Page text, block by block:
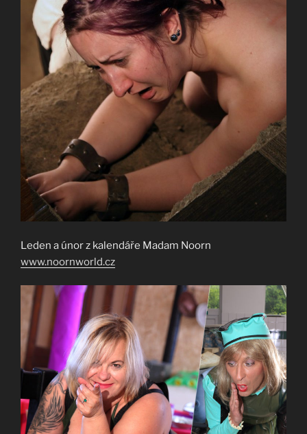
Leden a únor z kalendáře Madam Noorn
www.noornworld.cz